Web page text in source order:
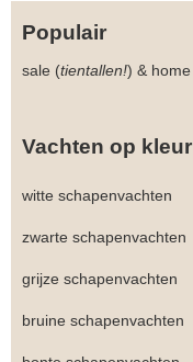
Populair
sale (tientallen!) & home
Vachten op kleur
witte schapenvachten
zwarte schapenvachten
grijze schapenvachten
bruine schapenvachten